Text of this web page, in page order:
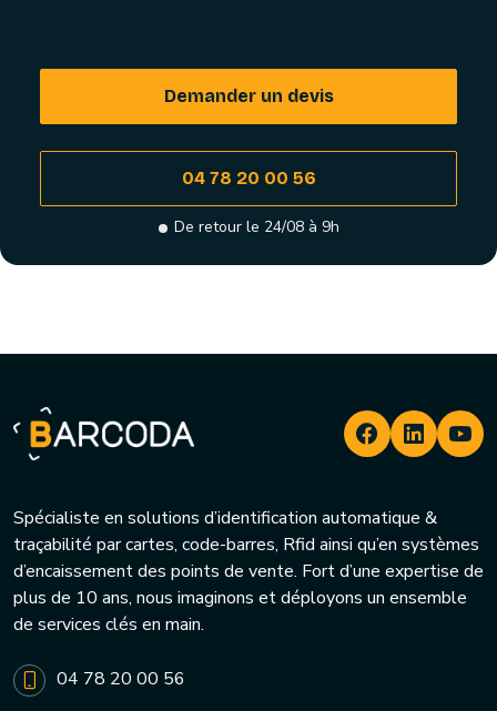
Demander un devis
04 78 20 00 56
De retour le 24/08 à 9h
Spécialiste en solutions d’identification automatique &
traçabilité par cartes, code-barres, Rfid ainsi qu’en systèmes
d’encaissement des points de vente. Fort d’une expertise de
plus de 10 ans, nous imaginons et déployons un ensemble
de services clés en main.
04 78 20 00 56